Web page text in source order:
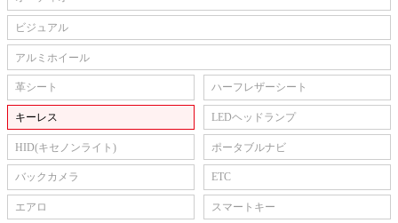
ビジュアル
アルミホイール
革シート ハーフレザーシート
キーレス LEDヘッドランプ
HID(キセノンライト) ポータブルナビ
バックカメラ ETC
エアロ スマートキー